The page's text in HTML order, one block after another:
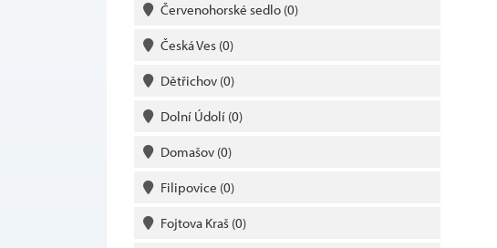
Červenohorské sedlo (0)
Česká Ves (0)
Dětřichov (0)
Dolní Údolí (0)
Domašov (0)
Filipovice (0)
Fojtova Kraš (0)